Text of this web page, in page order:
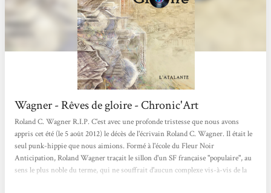
Wagner - Rêves de gloire - Chronic'Art
Roland C. Wagner R.I.P. C'est avec une profonde tristesse que nous avons
appris cet été (le 5 août 2012) le décès de l'écrivain Roland C. Wagner. Il était le
seul punk-hippie que nous aimions. Formé à l'école du Fleur Noir
Anticipation, Roland Wagner traçait le sillon d'un SF française "populaire", au
sens le plus noble du terme, qui ne souffrait d'aucun complexe vis-à-vis de la